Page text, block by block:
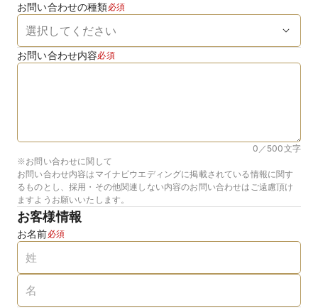
お問い合わせの種類必須
お問い合わせ内容必須
0／500文字
※お問い合わせに関して
お問い合わせ内容はマイナビウエディングに掲載されている情報に関す
るものとし、採用・その他関連しない内容のお問い合わせはご遠慮頂け
ますようお願いいたします。
お客様情報
お名前必須